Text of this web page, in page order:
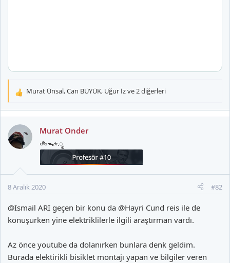
T
k
i
l
Murat Ünsal,Can BÜYÜK, Uğur İzve 2 diğerleri
Murat Onder
🚲ᯓ⋆.ೃ
8 Aralık 2020 #82
@Ismail ARI geçen bir konu da @Hayri Cund reis ile de
konuşurken yine elektriklilerle ilgili araştırman vardı.
Az önce youtube da dolanırken bunlara denk geldim.
Burada elektirikli bisiklet montajı yapan ve bilgiler veren